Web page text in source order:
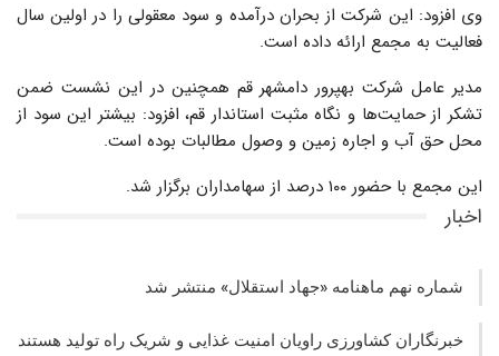
وی افزود: این شرکت از بحران درآمده و سود معقولی را در اولین سال
فعالیت به مجمع ارائه داده است.
مدیر عامل شرکت بهپرور دامشهر قم همچنین در این نشست ضمن
تشکر از حمایت‌ها و نگاه مثبت استاندار قم، افزود: بیشتر این سود از
محل حق آب و اجاره زمین و وصول مطالبات بوده است.
این مجمع با حضور ۱۰۰ درصد از سهامداران برگزار شد.
اخبار
شماره نهم ماهنامه «جهاد استقلال» منتشر شد
خبرنگاران کشاورزی راویان امنیت غذایی و شریک راه تولید هستند